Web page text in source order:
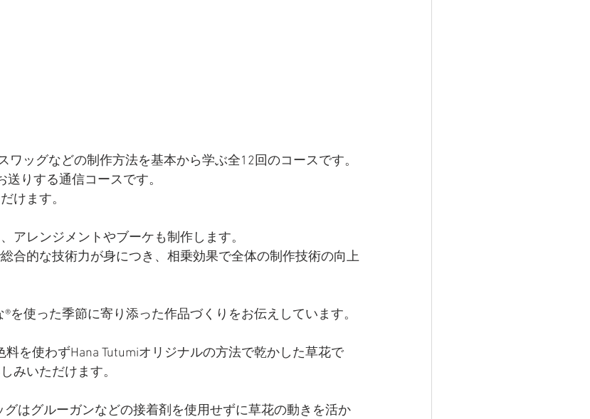
ワッグなどの制作方法を基本から学ぶ全12回のコースです。
りする通信コースです。
けます。
アレンジメントやブーケも制作します。
合的な技術力が身につき、相乗効果で全体の制作技術の向上
を使った季節に寄り添った作品づくりをお伝えしています。
を使わずHana Tutumiオリジナルの方法で乾かした草花で
みいただけます。
グはグルーガンなどの接着剤を使用せずに草花の動きを活か